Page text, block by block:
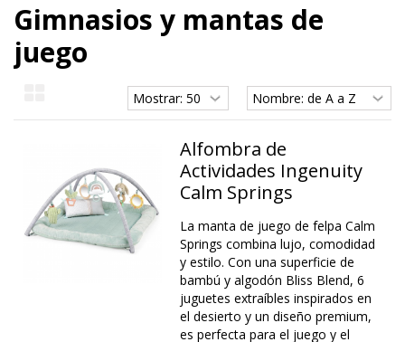
Gimnasios y mantas de
juego
Alfombra de
Actividades Ingenuity
Calm Springs
La manta de juego de felpa Calm
Springs combina lujo, comodidad
y estilo. Con una superficie de
bambú y algodón Bliss Blend, 6
juguetes extraíbles inspirados en
el desierto y un diseño premium,
es perfecta para el juego y el